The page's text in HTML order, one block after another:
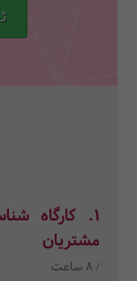
1. کارگاه
مشتریان
/ 8 ساعت